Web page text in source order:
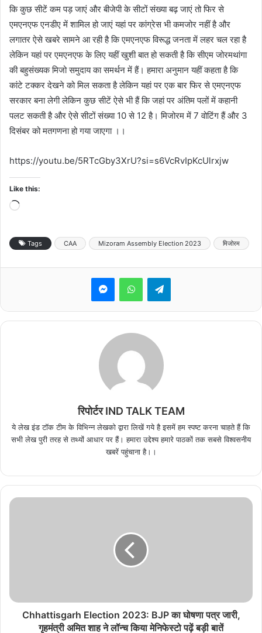
कि कुछ सीटें कम पड़ जाएं और बीजेपी के सीटों संख्या बढ़ जाएं तो फिर से
एमएनएफ एनडीए में शामिल हो जाएं यहां पर कांग्रेस भी कमजोर नहीं है और
लगातर ऐसे खबरे सामने आ रही है कि एमएनएफ विरूद्ध जनता में लहर चल रहा है
लेकिन यहां पर एमएनएफ के लिए यहीं खुशी बात हो सकती है कि सीएम जोरमथांगा
की बहुसंख्यक मिजो समुदाय का समर्थन में हैं। हमारा अनुमान यहीं कहता है कि
कांटे टक्कर देखने को मिल सकता है लेकिन यहां पर एक बार फिर से एमएनएफ
सरकार बना लेगी लेकिन कुछ सीटें ऐसे भी हैं कि जहां पर अंतिम पलों में कहानी
पलट सकती है और ऐसे सीटों संख्या 10 से 12 है। मिजोरम में 7 वोटिंग हैं और 3
दिसंबर को मतगणना हो गया जाएगा ‌‌।।
https://youtu.be/5RTcGby3XrU?si=s6VcRvIpKcUlrxjw
Like this:
Loading…
Tags CAA Mizoram Assembly Election 2023 मिजोरम
MessengerWhatsAppTelegram
रिपोर्टर IND TALK TEAM
ये लेख इंड टॉक टीम के विभिन्न लेखको द्वारा लिखें गये है इसमें हम स्पष्ट करना चाहते हैं कि
सभी लेख पुरी तरह से तथ्यों आधार पर हैं। हमारा उद्देश्य हमारे पाठकों तक सबसे विश्वसनीय
खबरें पहुंचाना है।।
Chhattisgarh Election 2023: BJP का घोषणा पत्र जारी,
गृहमंत्री अमित शाह ने लॉन्च किया मेनिफेस्टो पढ़ें बड़ी बातें